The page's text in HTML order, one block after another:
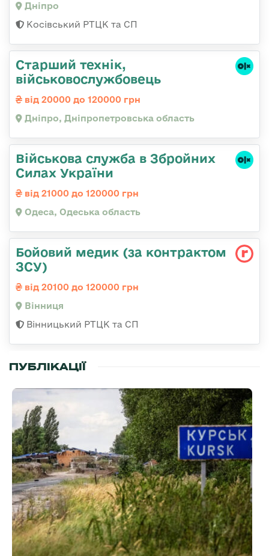
Дніпро
Косівський РТЦК та СП
Старший технік,
військовослужбовець
від 20000 до 120000 грн
Дніпро, Дніпропетровська область
Військова служба в Збройних
Силах України
від 21000 до 120000 грн
Одеса, Одеська область
Бойовий медик (за контрактом
ЗСУ)
від 20100 до 120000 грн
Вінниця
Вінницький РТЦК та СП
ПУБЛІКАЦІЇ